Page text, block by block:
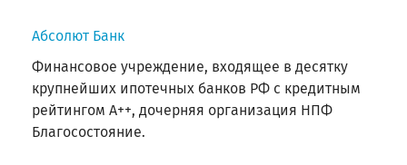
Абсолют Банк
Финансовое учреждение, входящее в десятку
крупнейших ипотечных банков РФ с кредитным
рейтингом А++, дочерняя организация НПФ
Благосостояние.